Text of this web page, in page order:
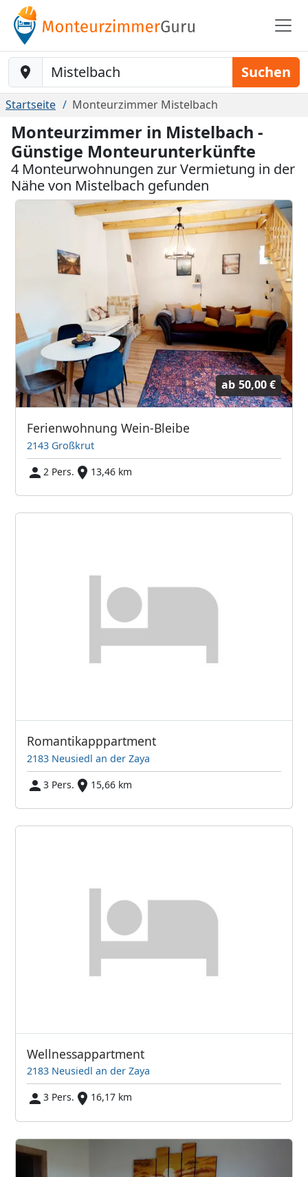
Baustelle-Location Suchen
Startseite Monteurzimmer Mistelbach
Monteurzimmer in Mistelbach -
Günstige Monteurunterkünfte
4 Monteurwohnungen zur Vermietung in der
Nähe von Mistelbach gefunden
ab 50,00 €
Ferienwohnung Wein-Bleibe
2143 Großkrut
2 Pers.
13,46 km
Romantikapppartment
2183 Neusiedl an der Zaya
3 Pers.
15,66 km
Wellnessappartment
2183 Neusiedl an der Zaya
3 Pers.
16,17 km